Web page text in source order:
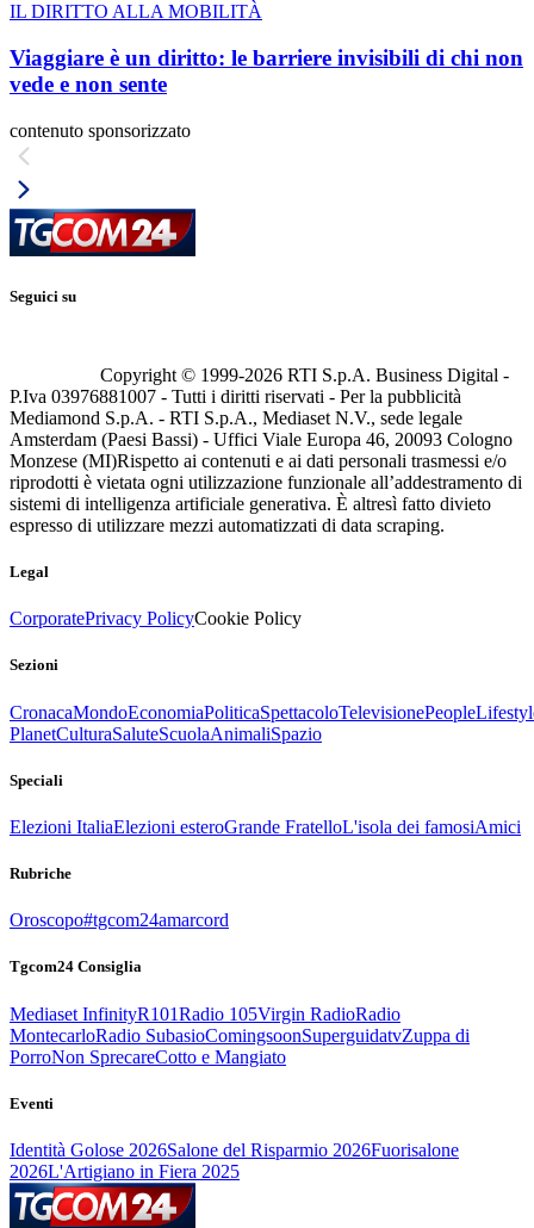
IL DIRITTO ALLA MOBILITÀ
Viaggiare è un diritto: le barriere invisibili di chi non
vede e non sente
contenuto sponsorizzato
Seguici su
Copyright © 1999-2026 RTI S.p.A. Business Digital -
P.Iva 03976881007 - Tutti i diritti riservati - Per la pubblicità
Mediamond S.p.A. - RTI S.p.A., Mediaset N.V., sede legale
Amsterdam (Paesi Bassi) - Uffici Viale Europa 46, 20093 Cologno
Monzese (MI)Rispetto ai contenuti e ai dati personali trasmessi e/o
riprodotti è vietata ogni utilizzazione funzionale all’addestramento di
sistemi di intelligenza artificiale generativa. È altresì fatto divieto
espresso di utilizzare mezzi automatizzati di data scraping.
Legal
CorporatePrivacy PolicyCookie Policy
Sezioni
CronacaMondoEconomiaPoliticaSpettacoloTelevisionePeople
PlanetCulturaSaluteScuolaAnimaliSpazio
Speciali
Elezioni ItaliaElezioni esteroGrande FratelloL'isola dei famosiAmici
Rubriche
Oroscopo#tgcom24amarcord
Tgcom24 Consiglia
Mediaset InfinityR101Radio 105Virgin RadioRadio
MontecarloRadio SubasioComingsoonSuperguidatvZuppa di
PorroNon SprecareCotto e Mangiato
Eventi
Identità Golose 2026Salone del Risparmio 2026Fuorisalone
2026L'Artigiano in Fiera 2025